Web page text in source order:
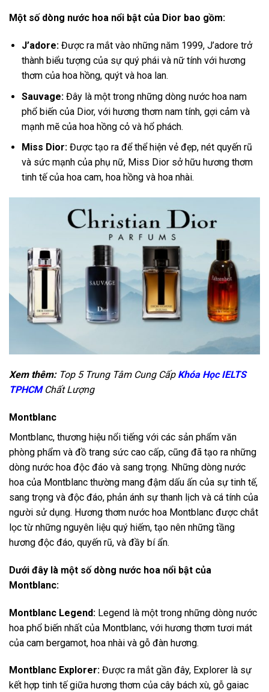
Một số dòng nước hoa nổi bật của Dior bao gồm:
J’adore:Được ra mắt vào những năm 1999, J’adore trở
thành biểu tượng của sự quý phái và nữ tính với hương
thơm của hoa hồng, quýt và hoa lan.
Sauvage:Đây là một trong những dòng nước hoa nam
phổ biến của Dior, với hương thơm nam tính, gợi cảm và
mạnh mẽ của hoa hồng cỏ và hổ phách.
Miss Dior:Được tạo ra để thể hiện vẻ đẹp, nét quyến rũ
và sức mạnh của phụ nữ, Miss Dior sở hữu hương thơm
tinh tế của hoa cam, hoa hồng và hoa nhài.
Xem thêm: Top 5 Trung Tâm Cung Cấp Khóa Học IELTS
TPHCMChất Lượng
Montblanc
Montblanc, thương hiệu nổi tiếng với các sản phẩm văn
phòng phẩm và đồ trang sức cao cấp, cũng đã tạo ra những
dòng nước hoa độc đáo và sang trọng. Những dòng nước
hoa của Montblanc thường mang đậm dấu ấn của sự tinh tế,
sang trọng và độc đáo, phản ánh sự thanh lịch và cá tính của
người sử dụng. Hương thơm nước hoa Montblanc được chắt
lọc từ những nguyên liệu quý hiếm, tạo nên những tầng
hương độc đáo, quyến rũ, và đầy bí ẩn.
Dưới đây là một số dòng nước hoa nổi bật của
Montblanc:
Montblanc Legend: Legend là một trong những dòng nước
hoa phổ biến nhất của Montblanc, với hương thơm tươi mát
của cam bergamot, hoa nhài và gỗ đàn hương.
Montblanc Explorer: Được ra mắt gần đây, Explorer là sự
kết hợp tinh tế giữa hương thơm của cây bách xù, gỗ gaiac